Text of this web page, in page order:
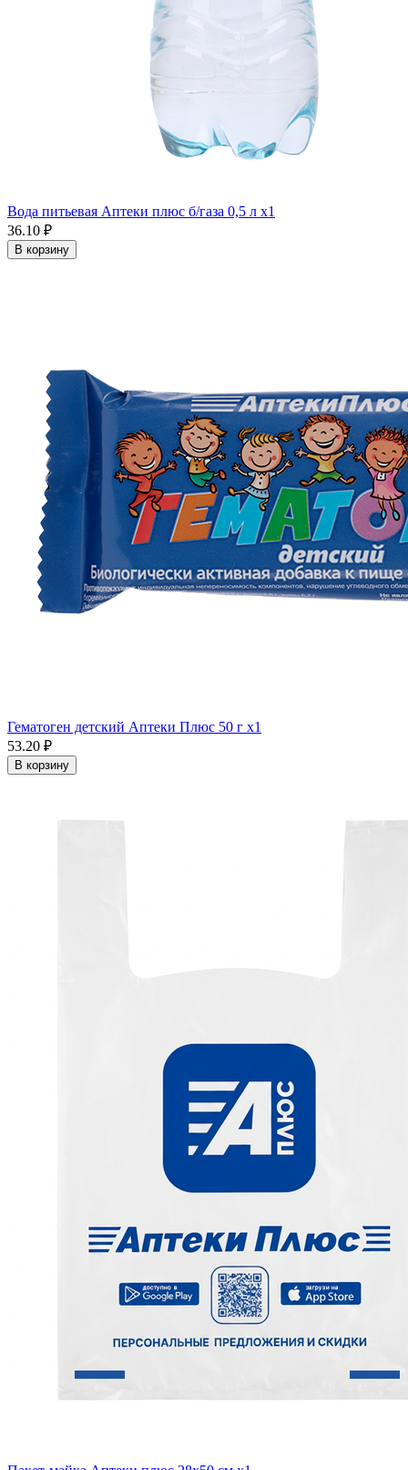
Вода питьевая Аптеки плюс б/газа 0,5 л x1
36.10 ₽
В корзину
Гематоген детский Аптеки Плюс 50 г x1
53.20 ₽
В корзину